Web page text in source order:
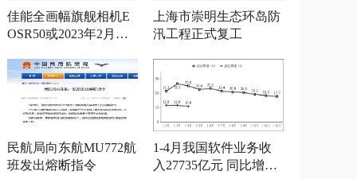
佳能全画幅旗舰相机E
OSR50或2023年2月发
上海市崇明生态环岛防
汛工程正式复工
民航局向东航MU772航
班发出熔断指令
1-4月我国软件业务收
入27735亿元 同比增长1